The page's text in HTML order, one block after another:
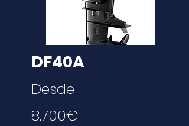
DF40A
Desde
8.700€